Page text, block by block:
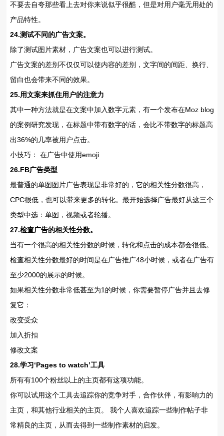
不要去自夸那些看上去对你来说似乎很酷，但是对用户毫无用处的
产品特性。
24.测试不同的广告文案。
除了测试图片素材，广告文案也可以进行测试。
广告文案的差别不仅仅可以使内容的差别，文字间的间距、换行、
留白也会带来不同的效果。
25.用文案来抓住用户的注意力
其中一种方法就是在文案中加入数字元素，有一个发布在Moz blog
的案例研究发现，在标题中带有数字的话，会比不带数字的标题高
出36%的几率被用户点击。
小技巧： 在广告中使用emoji
26.FB广告类型
最普通的单图图片广告表现是非常好的，它的相关性分数很高，
CPC很低，也可以带来更多的转化。最开始选择广告最好从这三个
类型中选：单图，视频或者轮播。
27.检查广告的相关性分数。
当有一个很高的相关性分数的时候，转化和点击的成本都会很低。
检查相关性分数最好的时间是在广告推广48小时候，或者在广告有
至少2000的展示的时候。
如果相关性分数非常低甚至为1的时候，你需要暂停广告并且去修
复它：
改变受众
加入折扣
修改文案
28.学习‘Pages to watch’工具
所有有100个粉丝以上的主页都有这项功能。
你可以试用这个工具去追踪你的竞争对手，合作伙伴，有影响力的
主页，和其他行业相关的主页。 我个人喜欢追踪一些制作帖子非
常精良的主页，从而去得到一些制作素材的启发。